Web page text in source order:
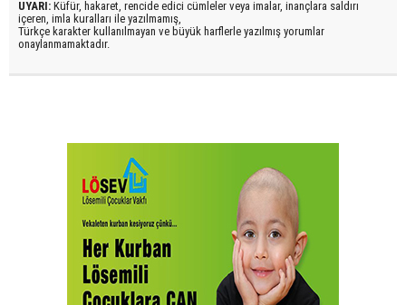
UYARI: Küfür, hakaret, rencide edici cümleler veya imalar, inançlara saldırı
içeren, imla kuralları ile yazılmamış,
Türkçe karakter kullanılmayan ve büyük harflerle yazılmış yorumlar
onaylanmamaktadır.